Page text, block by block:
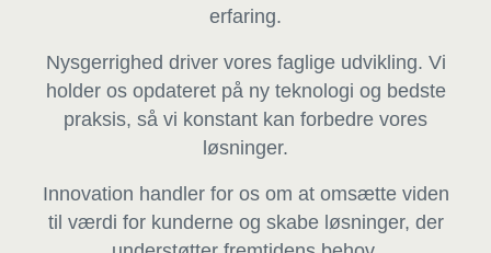
erfaring.
Nysgerrighed driver vores faglige udvikling. Vi
holder os opdateret på ny teknologi og bedste
praksis, så vi konstant kan forbedre vores
løsninger.
Innovation handler for os om at omsætte viden
til værdi for kunderne og skabe løsninger, der